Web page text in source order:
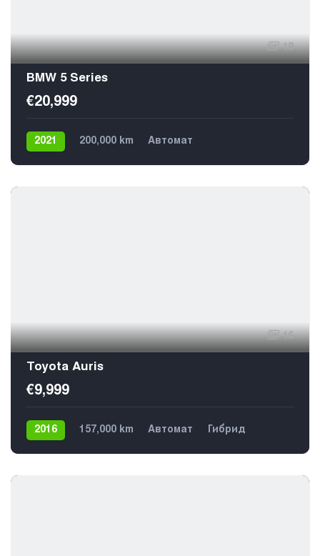
18
BMW 5 Series
€20,999
2021 200,000 km
Автомат
16
Toyota Auris
€9,999
2016 157,000 km Автомат
Гибрид